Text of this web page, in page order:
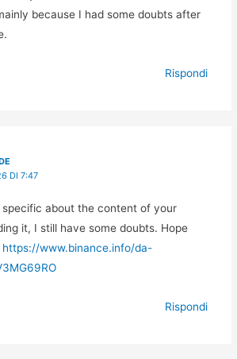
because I had some doubts after
Rispondi
DI 7:47
specific about the content of your
it, I still have some doubts. Hope
https://www.binance.info/da-
Rispondi